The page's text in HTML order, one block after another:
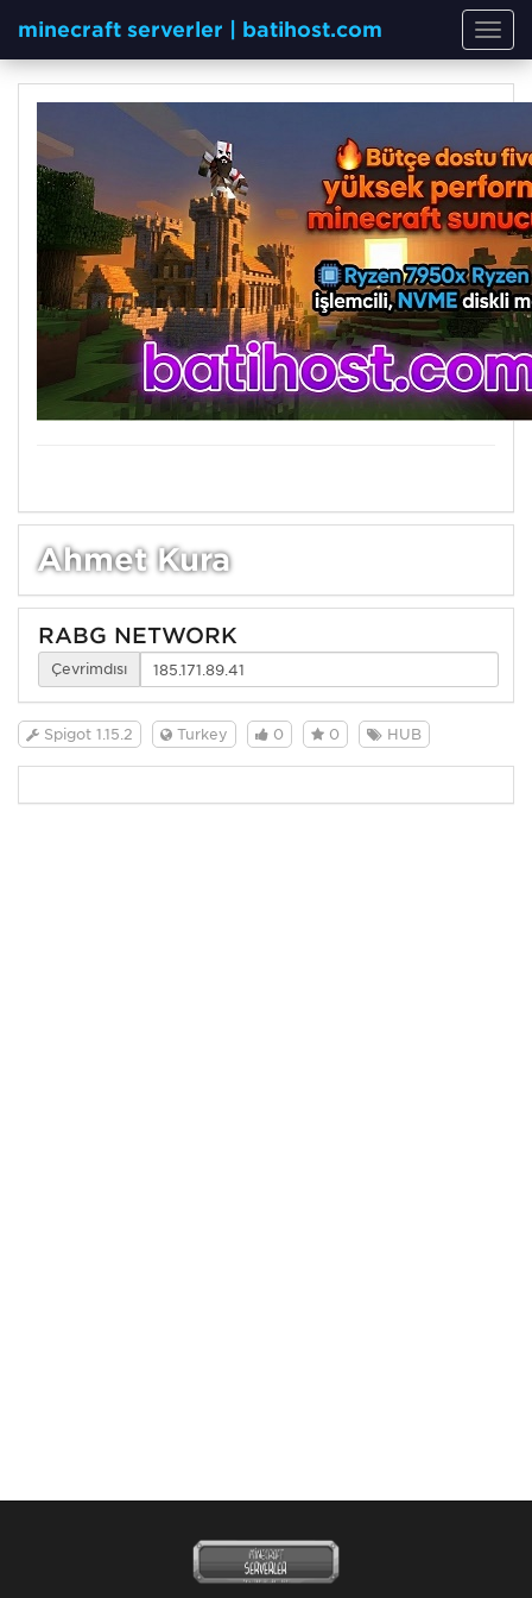
minecraft serverler | batihost.com
Ahmet Kura
RABG NETWORK
Çevrimdışı
Spigot 1.15.2 Turkey 0 0 HUB